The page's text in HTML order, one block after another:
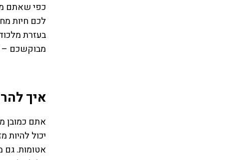
כפי שאתם
לכם חיות
בעזרת
מבוקשכם –
איך
אתם כמובן
יכול
אטומות. גם